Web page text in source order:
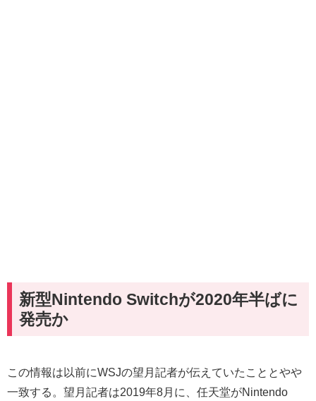
新型Nintendo Switchが2020年半ばに
発売か
この情報は以前にWSJの望月記者が伝えていたこととやや
一致する。望月記者は2019年8月に、任天堂がNintendo